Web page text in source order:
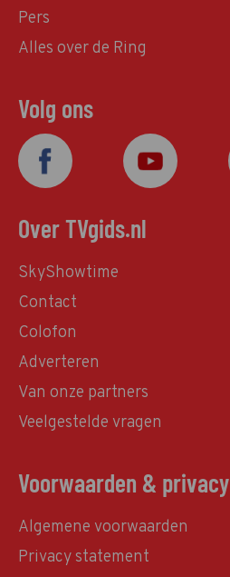
Pers
Alles over de Ring
Volg ons
Over TVgids.nl
SkyShowtime
Contact
Colofon
Adverteren
Van onze partners
Veelgestelde vragen
Voorwaarden & privacy
Algemene voorwaarden
Privacy statement